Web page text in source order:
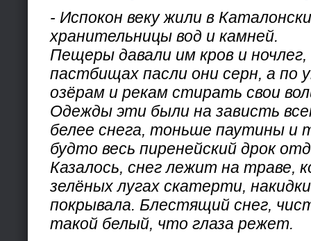
- Испокон веку жили в
хранительницы вод и камней.
Пещеры давали им кров и ночлег,
пастбищах пасли они серн, а по
озёрам и рекам стирать свои
Одежды эти были на зависть
белее снега, тоньше паутины и
будто весь пиренейский дрок
Казалось, снег лежит на траве,
зелёных лугах скатерти,
покрывала. Блестящий снег,
такой белый, что глаза режет.